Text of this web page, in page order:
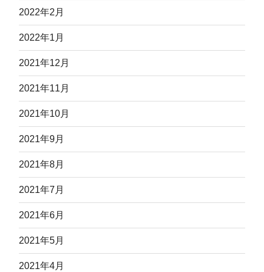
2022年2月
2022年1月
2021年12月
2021年11月
2021年10月
2021年9月
2021年8月
2021年7月
2021年6月
2021年5月
2021年4月